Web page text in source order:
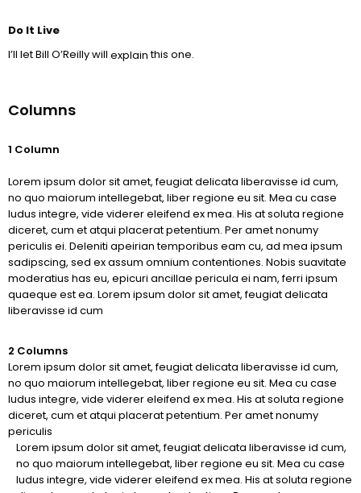
Do It Live
I’ll let Bill O’Reilly will explainthis one.
Columns
1 Column
Lorem ipsum dolor sit amet, feugiat delicata liberavisse id cum,
no quo maiorum intellegebat, liber regione eu sit. Mea cu case
ludus integre, vide viderer eleifend ex mea. His at soluta regione
diceret, cum et atqui placerat petentium. Per amet nonumy
periculis ei. Deleniti apeirian temporibus eam cu, ad mea ipsum
sadipscing, sed ex assum omnium contentiones. Nobis suavitate
moderatius has eu, epicuri ancillae pericula ei nam, ferri ipsum
quaeque est ea. Lorem ipsum dolor sit amet, feugiat delicata
liberavisse id cum
2 Columns
Lorem ipsum dolor sit amet, feugiat delicata liberavisse id cum,
no quo maiorum intellegebat, liber regione eu sit. Mea cu case
ludus integre, vide viderer eleifend ex mea. His at soluta regione
diceret, cum et atqui placerat petentium. Per amet nonumy
periculis
Lorem ipsum dolor sit amet, feugiat delicata liberavisse id cum,
no quo maiorum intellegebat, liber regione eu sit. Mea cu case
ludus integre, vide viderer eleifend ex mea. His at soluta regione